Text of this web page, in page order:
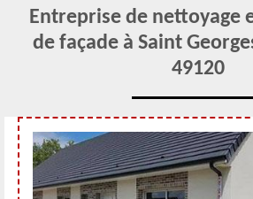
Entreprise de nettoyage
de façade à Saint
49120